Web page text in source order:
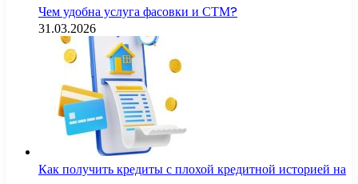
Чем удобна услуга фасовки и СТМ?
31.03.2026
Как получить кредиты с плохой кредитной историей на